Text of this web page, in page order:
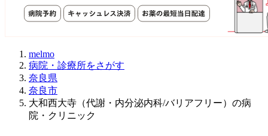
melmo
病院・診療所をさがす
奈良県
奈良市
大和西大寺（代謝・内分泌内科/バリアフリー）の病
院・クリニック